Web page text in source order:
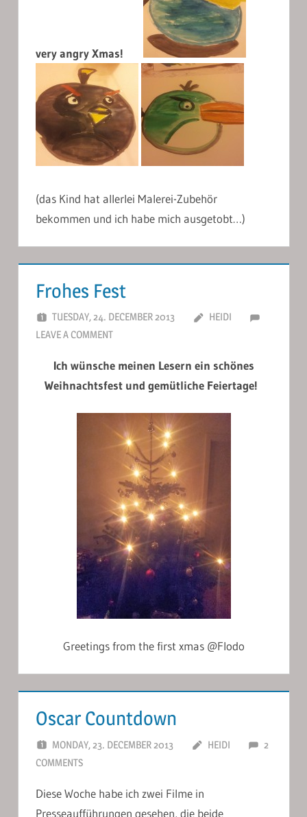
very angry Xmas!
(das Kind hat allerlei Malerei-Zubehör
bekommen und ich habe mich ausgetobt…)
Frohes Fest
TUESDAY, 24. DECEMBER 2013
HEIDI
LEAVE A COMMENT
Ich wünsche meinen Lesern ein schönes
Weihnachtsfest und gemütliche Feiertage!
Greetings from the first xmas @Flodo
Oscar Countdown
MONDAY, 23. DECEMBER 2013 HEIDI
2
COMMENTS
Diese Woche habe ich zwei Filme in
Presseaufführungen gesehen, die beide